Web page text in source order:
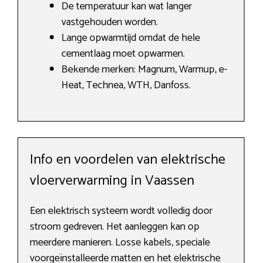
De temperatuur kan wat langer
vastgehouden worden.
Lange opwarmtijd omdat de hele
cementlaag moet opwarmen.
Bekende merken: Magnum, Warmup, e-
Heat, Technea, WTH, Danfoss.
Info en voordelen van elektrische
vloerverwarming in Vaassen
Een elektrisch systeem wordt volledig door
stroom gedreven. Het aanleggen kan op
meerdere manieren. Losse kabels, speciale
voorgeïnstalleerde matten en het elektrische